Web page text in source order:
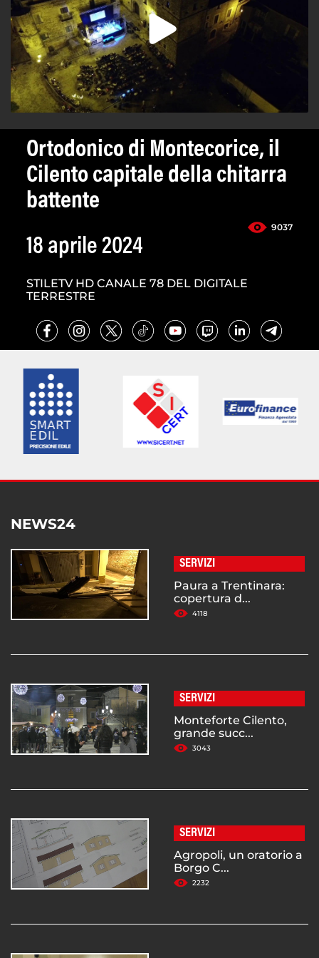
Ortodonico di Montecorice, il
Cilento capitale della chitarra
battente
9037
18 aprile 2024
STILETV HD CANALE 78 DEL DIGITALE
TERRESTRE
NEWS24
SERVIZI
Paura a Trentinara:
copertura d...
4118
SERVIZI
Monteforte Cilento,
grande succ...
3043
SERVIZI
Agropoli, un oratorio a
Borgo C...
2232